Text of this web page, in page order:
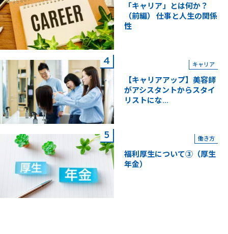
「キャリア」とは何か？
（前編） 仕事と人生の関係
性
キャリア
【キャリアアップ】美容師
がアシスタントからスタイ
リストにな...
働き方
福利厚生について③（厚生
年金）